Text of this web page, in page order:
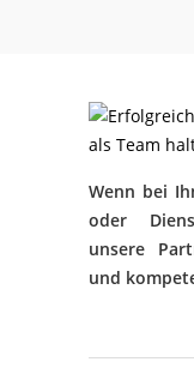
Wenn bei
oder
unsere
und